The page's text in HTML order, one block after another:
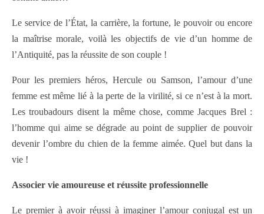
Le service de l’État, la carrière, la fortune, le pouvoir ou encore
la maîtrise morale, voilà les objectifs de vie d’un homme de
l’Antiquité, pas la réussite de son couple !
Pour les premiers héros, Hercule ou Samson, l’amour d’une
femme est même lié à la perte de la virilité, si ce n’est à la mort.
Les troubadours disent la même chose, comme Jacques Brel :
l’homme qui aime se dégrade au point de supplier de pouvoir
devenir l’ombre du chien de la femme aimée. Quel but dans la
vie !
Associer vie amoureuse et réussite professionnelle
Le premier à avoir réussi à imaginer l’amour conjugal est un